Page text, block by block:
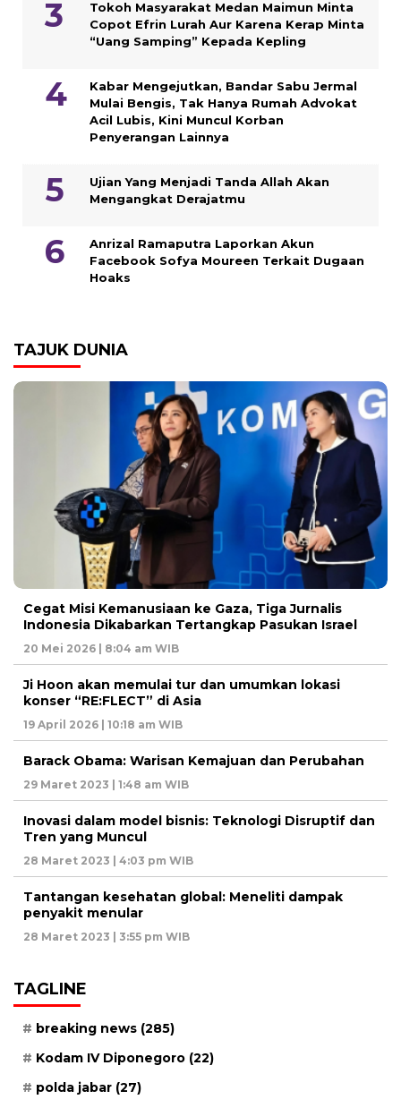
Tokoh Masyarakat Medan Maimun Minta
Copot Efrin Lurah Aur Karena Kerap Minta
“Uang Samping” Kepada Kepling
Kabar Mengejutkan, Bandar Sabu Jermal
Mulai Bengis, Tak Hanya Rumah Advokat
Acil Lubis, Kini Muncul Korban
Penyerangan Lainnya
Ujian Yang Menjadi Tanda Allah Akan
Mengangkat Derajatmu
Anrizal Ramaputra Laporkan Akun
Facebook Sofya Moureen Terkait Dugaan
Hoaks
TAJUK DUNIA
Cegat Misi Kemanusiaan ke Gaza, Tiga Jurnalis
Indonesia Dikabarkan Tertangkap Pasukan Israel
20 Mei 2026 | 8:04 am WIB
Ji Hoon akan memulai tur dan umumkan lokasi
konser “RE:FLECT” di Asia
19 April 2026 | 10:18 am WIB
Barack Obama: Warisan Kemajuan dan Perubahan
29 Maret 2023 | 1:48 am WIB
Inovasi dalam model bisnis: Teknologi Disruptif dan
Tren yang Muncul
28 Maret 2023 | 4:03 pm WIB
Tantangan kesehatan global: Meneliti dampak
penyakit menular
28 Maret 2023 | 3:55 pm WIB
TAGLINE
breaking news (285)
Kodam IV Diponegoro (22)
polda jabar (27)